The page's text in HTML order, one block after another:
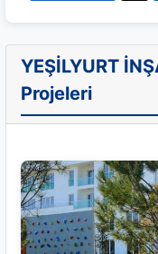
YEŞİLYURT
Projeleri